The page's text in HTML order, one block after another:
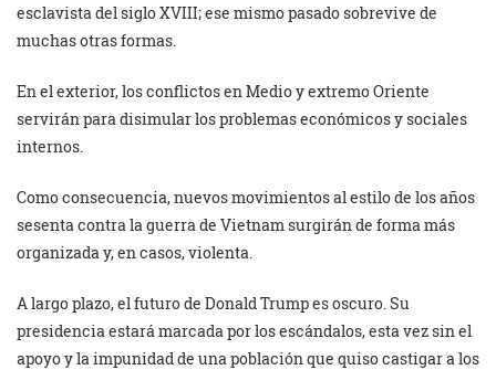
esclavista del siglo XVIII; ese mismo pasado sobrevive de
muchas otras formas.
En el exterior, los conflictos en Medio y extremo Oriente
servirán para disimular los problemas económicos y sociales
internos.
Como consecuencia, nuevos movimientos al estilo de los años
sesenta contra la guerra de Vietnam surgirán de forma más
organizada y, en casos, violenta.
A largo plazo, el futuro de Donald Trump es oscuro. Su
presidencia estará marcada por los escándalos, esta vez sin el
apoyo y la impunidad de una población que quiso castigar a los